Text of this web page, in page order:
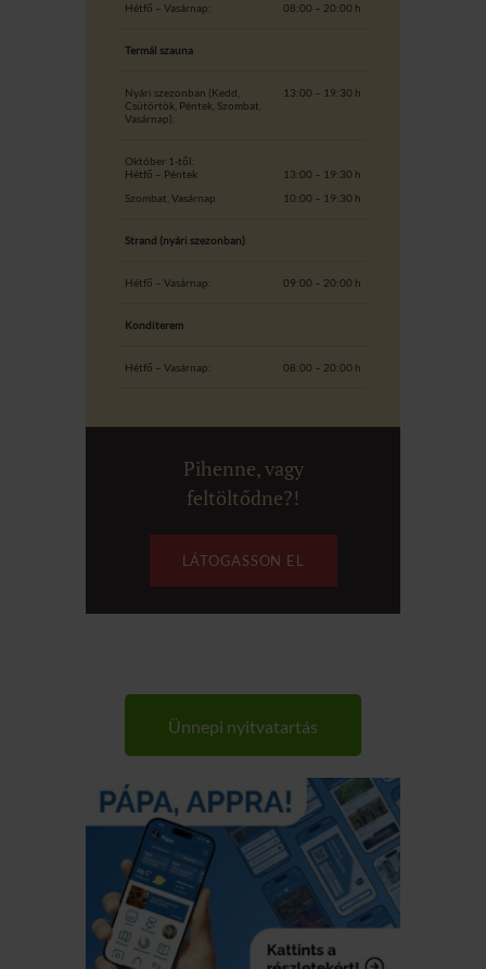
Hétfő – Vasárnap: 08:00 – 20:00 h
Termál szauna
Nyári szezonban (Kedd,
Csütörtök, Péntek, Szombat,
Vasárnap):
13:00 – 19:30 h
Október 1-től:
Hétfő – Péntek
Szombat, Vasárnap
13:00 – 19:30 h
10:00 – 19:30 h
Strand (nyári szezonban)
Hétfő – Vasárnap: 09:00 – 20:00 h
Konditerem
Hétfő – Vasárnap: 08:00 – 20:00 h
Pihenne, vagy
feltöltődne?!
LÁTOGASSON EL
Ünnepi nyitvatartás